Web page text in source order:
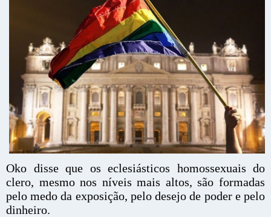
Oko disse que os eclesiásticos homossexuais do
clero, mesmo nos níveis mais altos, são formadas
pelo medo da exposição, pelo desejo de poder e pelo
dinheiro.